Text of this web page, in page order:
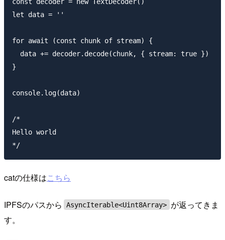
let data = ''
for await (const chunk of stream) {
  data += decoder.decode(chunk, { stream: true })
}
console.log(data)
/*
Hello world
catの仕様はこちら
IPFSのパスから AsyncIterable<Uint8Array> が返ってきま
す。